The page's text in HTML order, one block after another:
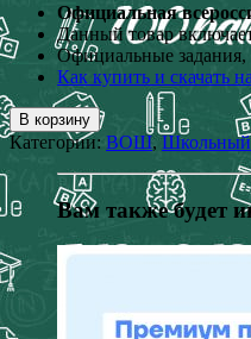
Официальная
Данный товар
Официальные задания,
Как купить и скачать
В корзину
Категории: ВОШ,Школьный
Вам также будет